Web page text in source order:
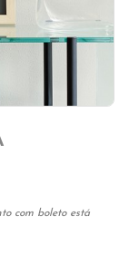
com boleto está